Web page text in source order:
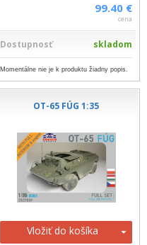
99.40 €
cena
Dostupnosť skladom
Momentálne nie je k produktu žiadny popis.
OT-65 FÚG 1:35
Vložiť do košíka